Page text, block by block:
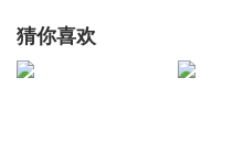
猜你喜欢